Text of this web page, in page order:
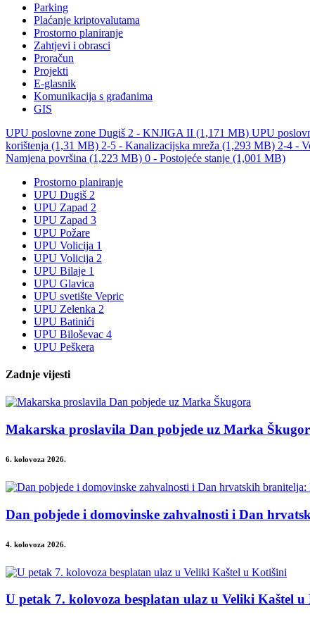
Parking
Plaćanje kriptovalutama
Prostorno planiranje
Zahtjevi i obrasci
Proračun
Projekti
E-glasnik
Komunikacija s građanima
GIS
UPU poslovne zone Dugiš 2 - KNJIGA II (1,171 MB) UPU
korištenja (1,31 MB) 2-5 - Kanalizacijska mreža (1,293 MB) 2-4 -
Namjena površina (1,223 MB) 0 - Postojeće stanje (1,001 MB)
Prostorno planiranje
UPU Dugiš 2
UPU Zapad 2
UPU Zapad 3
UPU Požare
UPU Volicija 1
UPU Volicija 2
UPU Bilaje 1
UPU Glavica
UPU svetište Vepric
UPU Zelenka 2
UPU Batinići
UPU Biloševac 4
UPU Peškera
Zadnje vijesti
Makarska proslavila Dan pobjede uz Marka
6. kolovoza 2026.
Dan pobjede i domovinske zahvalnosti i Dan
4. kolovoza 2026.
U petak 7. kolovoza besplatan ulaz u Veliki Kaštel